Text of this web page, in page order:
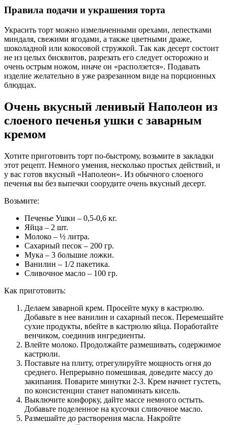
Правила подачи и украшения торта
Украсить торт можно измельченными орехами, лепестками
миндаля, свежими ягодами, а также цветными драже,
шоколадной или кокосовой стружкой. Так как десерт состоит
не из целых бисквитов, разрезать его следует осторожно и
очень острым ножом, иначе он «расползется». Подавать
изделие желательно в уже разрезанном виде на порционных
блюдцах.
Очень вкусный ленивый Наполеон из
слоеного печенья ушки с заварным
кремом
Хотите приготовить торт по-быстрому, возьмите в закладки
этот рецепт. Немного умения, несколько простых действий, и
у вас готов вкусный «Наполеон». Из обычного слоеного
печенья вы без выпечки соорудите очень вкусный десерт.
Возьмите:
Печенье Ушки – 0,5-0,6 кг.
Яйца – 2 шт.
Молоко – ½ литра.
Сахарный песок – 200 гр.
Мука – 3 большие ложки.
Ванилин – 1/2 пакетика.
Сливочное масло – 100 гр.
Как приготовить:
Делаем заварной крем. Просейте муку в кастрюлю.
Добавьте в нее ванилин и сахарный песок. Перемешайте
сухие продукты, вбейте в кастрюлю яйца. Поработайте
венчиком, соединив ингредиенты.
Влейте молоко. Продолжайте размешивать, содержимое
кастрюли.
Поставьте на плиту, отрегулируйте мощность огня до
среднего. Непрерывно помешивая, доведите массу до
закипания. Поварите минутки 2-3. Крем начнет густеть,
по консистенции станет напоминать кисель.
Выключите конфорку, дайте массе немного остыть.
Добавьте поделенное на кусочки сливочное масло.
Размешайте до растворения масла. Накройте